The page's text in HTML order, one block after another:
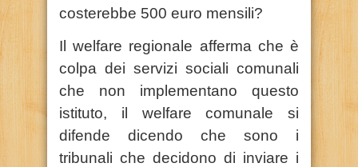
costerebbe 500 euro mensili?
Il welfare regionale afferma che è
colpa dei servizi sociali comunali
che non implementano questo
istituto, il welfare comunale si
difende dicendo che sono i
tribunali che decidono di inviare i